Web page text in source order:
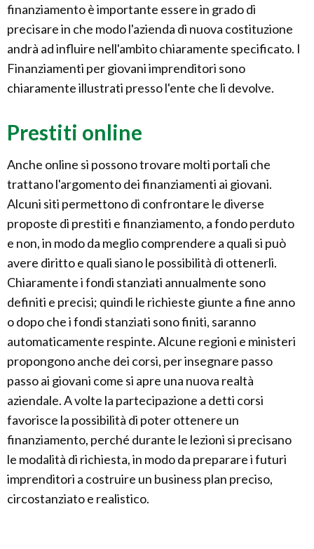
finanziamento è importante essere in grado di
precisare in che modo l'azienda di nuova costituzione
andrà ad influire nell'ambito chiaramente specificato. I
Finanziamenti per giovani imprenditori sono
chiaramente illustrati presso l'ente che li devolve.
Prestiti online
Anche online si possono trovare molti portali che
trattano l'argomento dei finanziamenti ai giovani.
Alcuni siti permettono di confrontare le diverse
proposte di prestiti e finanziamento, a fondo perduto
e non, in modo da meglio comprendere a quali si può
avere diritto e quali siano le possibilità di ottenerli.
Chiaramente i fondi stanziati annualmente sono
definiti e precisi; quindi le richieste giunte a fine anno
o dopo che i fondi stanziati sono finiti, saranno
automaticamente respinte. Alcune regioni e ministeri
propongono anche dei corsi, per insegnare passo
passo ai giovani come si apre una nuova realtà
aziendale. A volte la partecipazione a detti corsi
favorisce la possibilità di poter ottenere un
finanziamento, perché durante le lezioni si precisano
le modalità di richiesta, in modo da preparare i futuri
imprenditori a costruire un business plan preciso,
circostanziato e realistico.